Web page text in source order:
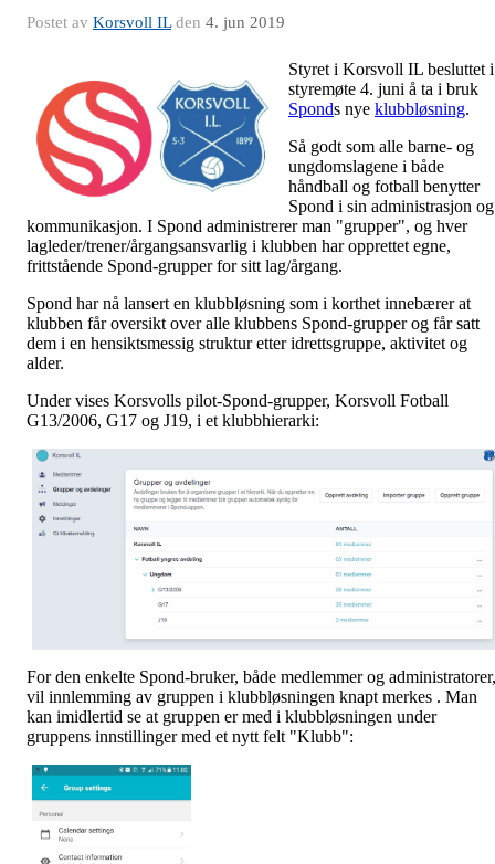
Postet av Korsvoll ILden 4. jun 2019
Styret i Korsvoll IL besluttet i
styremøte 4. juni å ta i bruk
Sponds nye klubbløsning.
Så godt som alle barne- og
ungdomslagene i både
håndball og fotball benytter
Spond i sin administrasjon og
kommunikasjon. I Spond administrerer man "grupper", og hver
lagleder/trener/årgangsansvarlig i klubben har opprettet egne,
frittstående Spond-grupper for sitt lag/årgang.
Spond har nå lansert en klubbløsning som i korthet innebærer at
klubben får oversikt over alle klubbens Spond-grupper og får satt
dem i en hensiktsmessig struktur etter idrettsgruppe, aktivitet og
alder.
Under vises Korsvolls pilot-Spond-grupper, Korsvoll Fotball
G13/2006, G17 og J19, i et klubbhierarki:
For den enkelte Spond-bruker, både medlemmer og administratorer,
vil innlemming av gruppen i klubbløsningen knapt merkes . Man
kan imidlertid se at gruppen er med i klubbløsningen under
gruppens innstillinger med et nytt felt "Klubb":